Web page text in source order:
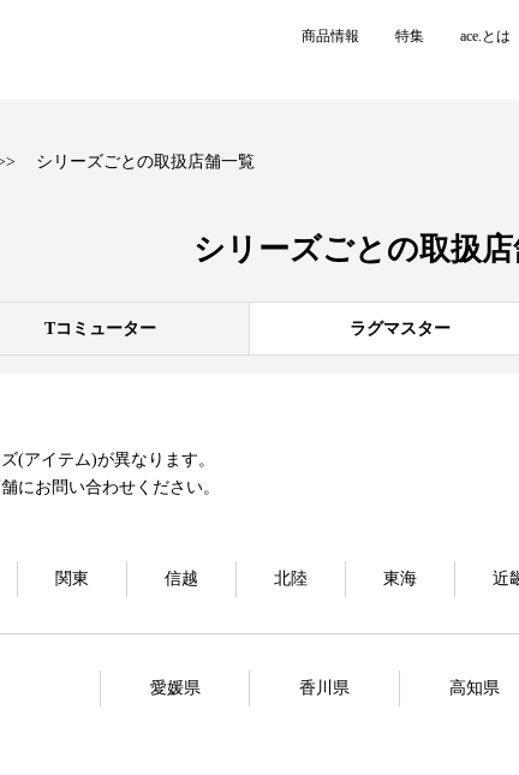
商品情報 特集 ace.とは
シリーズごとの取扱店舗一覧
シリーズごとの取扱
Tコミューター ラグマスター
(アイテム)が異なります。
にお問い合わせください。
関東 信越 北陸 東海 近
愛媛県 香川県 高知県